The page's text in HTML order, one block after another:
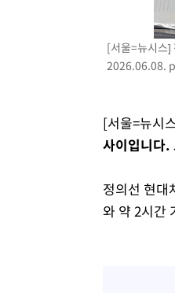
[서울=뉴시스]
2026.06.08.
[서울=뉴시
사이입니다.
정의선 현대
와 약 2시간